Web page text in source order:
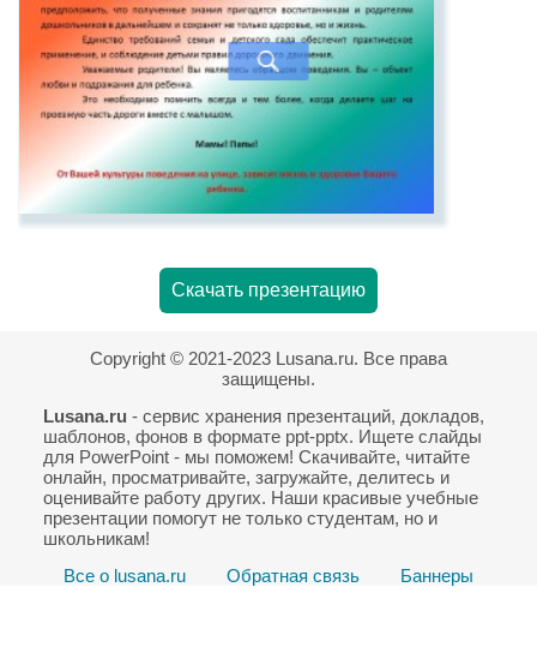
Скачать презентацию
Copyright © 2021-2023 Lusana.ru. Все права
защищены.
Lusana.ru - сервис хранения презентаций, докладов,
шаблонов, фонов в формате ppt-pptx. Ищете слайды
для PowerPoint - мы поможем! Скачивайте, читайте
онлайн, просматривайте, загружайте, делитесь и
оценивайте работу других. Наши красивые учебные
презентации помогут не только студентам, но и
школьникам!
Все о lusana.ru
Обратная связь Баннеры